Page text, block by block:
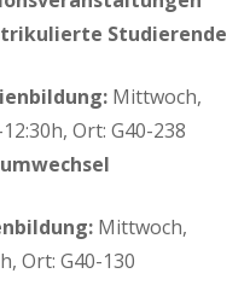
Studierende
Mittwoch,
Ort: G40-238
Mittwoch,
Ort: G40-130